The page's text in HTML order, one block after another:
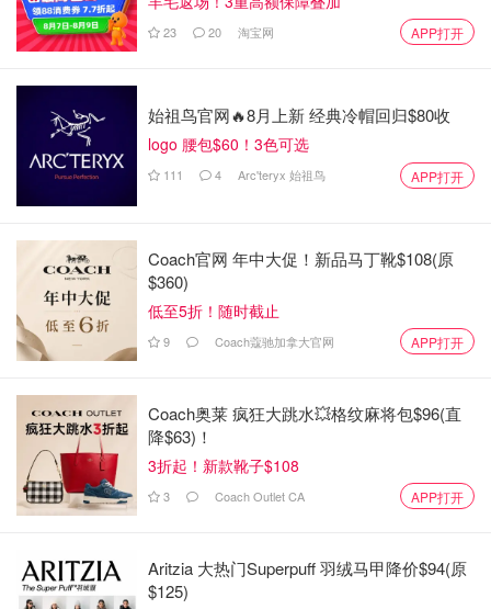
23 20 淘宝网 APP打开
始祖鸟官网🔥8月上新 经典冷帽回归$80收
logo 腰包$60！3色可选
111 4 Arc'teryx 始祖鸟 APP打开
Coach官网 年中大促！新品马丁靴$108(原
$360)
低至5折！随时截止
9 Coach蔻驰加拿大官网 APP打开
Coach奥莱 疯狂大跳水💥格纹麻将包$96(直
降$63)！
3折起！新款靴子$108
3 Coach Outlet CA APP打开
Aritzia 大热门Superpuff 羽绒马甲降价$94(原
$125)